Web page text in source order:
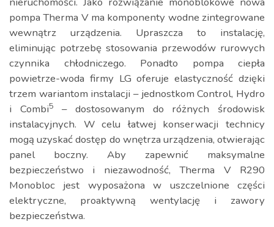
pompa Therma V ma komponenty wodne zintegrowane
wewnątrz urządzenia. Upraszcza to instalację,
eliminując potrzebę stosowania przewodów rurowych
czynnika chłodniczego. Ponadto pompa ciepła
powietrze-woda firmy LG oferuje elastyczność dzięki
trzem wariantom instalacji – jednostkom Control, Hydro
i Combi5
– dostosowanym do różnych środowisk
instalacyjnych. W celu łatwej konserwacji technicy
mogą uzyskać dostęp do wnętrza urządzenia, otwierając
panel boczny. Aby zapewnić maksymalne
bezpieczeństwo i niezawodność, Therma V R290
Monobloc jest wyposażona w uszczelnione części
elektryczne, proaktywną wentylację i zawory
bezpieczeństwa.